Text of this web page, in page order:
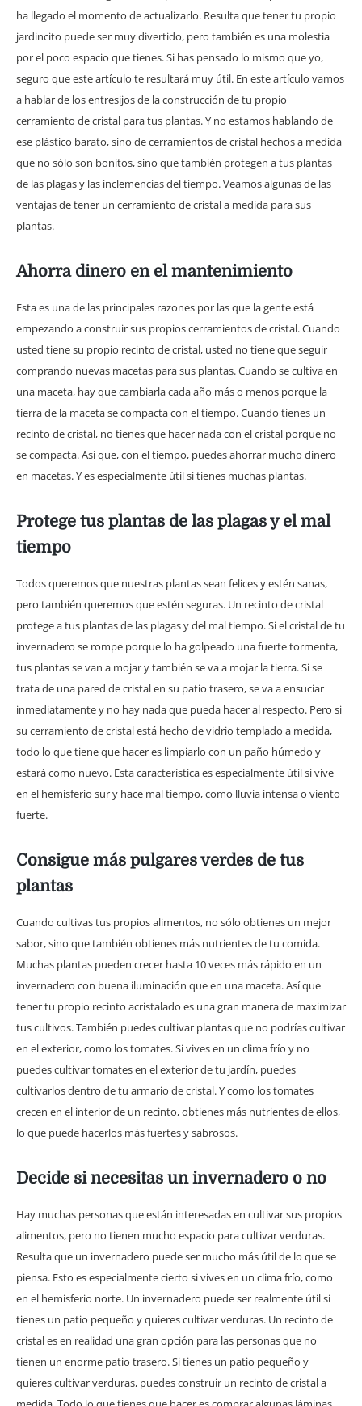
ha llegado el momento de actualizarlo. Resulta que tener tu propio
jardincito puede ser muy divertido, pero también es una molestia
por el poco espacio que tienes. Si has pensado lo mismo que yo,
seguro que este artículo te resultará muy útil. En este artículo vamos
a hablar de los entresijos de la construcción de tu propio
cerramiento de cristal para tus plantas. Y no estamos hablando de
ese plástico barato, sino de cerramientos de cristal hechos a medida
que no sólo son bonitos, sino que también protegen a tus plantas
de las plagas y las inclemencias del tiempo. Veamos algunas de las
ventajas de tener un cerramiento de cristal a medida para sus
plantas.
Ahorra dinero en el mantenimiento
Esta es una de las principales razones por las que la gente está
empezando a construir sus propios cerramientos de cristal. Cuando
usted tiene su propio recinto de cristal, usted no tiene que seguir
comprando nuevas macetas para sus plantas. Cuando se cultiva en
una maceta, hay que cambiarla cada año más o menos porque la
tierra de la maceta se compacta con el tiempo. Cuando tienes un
recinto de cristal, no tienes que hacer nada con el cristal porque no
se compacta. Así que, con el tiempo, puedes ahorrar mucho dinero
en macetas. Y es especialmente útil si tienes muchas plantas.
Protege tus plantas de las plagas y el mal
tiempo
Todos queremos que nuestras plantas sean felices y estén sanas,
pero también queremos que estén seguras. Un recinto de cristal
protege a tus plantas de las plagas y del mal tiempo. Si el cristal de tu
invernadero se rompe porque lo ha golpeado una fuerte tormenta,
tus plantas se van a mojar y también se va a mojar la tierra. Si se
trata de una pared de cristal en su patio trasero, se va a ensuciar
inmediatamente y no hay nada que pueda hacer al respecto. Pero si
su cerramiento de cristal está hecho de vidrio templado a medida,
todo lo que tiene que hacer es limpiarlo con un paño húmedo y
estará como nuevo. Esta característica es especialmente útil si vive
en el hemisferio sur y hace mal tiempo, como lluvia intensa o viento
fuerte.
Consigue más pulgares verdes de tus
plantas
Cuando cultivas tus propios alimentos, no sólo obtienes un mejor
sabor, sino que también obtienes más nutrientes de tu comida.
Muchas plantas pueden crecer hasta 10 veces más rápido en un
invernadero con buena iluminación que en una maceta. Así que
tener tu propio recinto acristalado es una gran manera de maximizar
tus cultivos. También puedes cultivar plantas que no podrías cultivar
en el exterior, como los tomates. Si vives en un clima frío y no
puedes cultivar tomates en el exterior de tu jardín, puedes
cultivarlos dentro de tu armario de cristal. Y como los tomates
crecen en el interior de un recinto, obtienes más nutrientes de ellos,
lo que puede hacerlos más fuertes y sabrosos.
Decide si necesitas un invernadero o no
Hay muchas personas que están interesadas en cultivar sus propios
alimentos, pero no tienen mucho espacio para cultivar verduras.
Resulta que un invernadero puede ser mucho más útil de lo que se
piensa. Esto es especialmente cierto si vives en un clima frío, como
en el hemisferio norte. Un invernadero puede ser realmente útil si
tienes un patio pequeño y quieres cultivar verduras. Un recinto de
cristal es en realidad una gran opción para las personas que no
tienen un enorme patio trasero. Si tienes un patio pequeño y
quieres cultivar verduras, puedes construir un recinto de cristal a